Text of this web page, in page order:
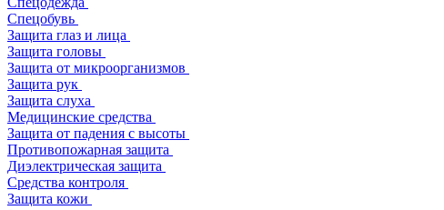
Спецобувь
Защита глаз и лица
Защита головы
Защита от микроорганизмов
Защита рук
Защита слуха
Медицинские средства
Защита от падения с высоты
Противопожарная защита
Диэлектрическая защита
Средства контроля
Защита кожи